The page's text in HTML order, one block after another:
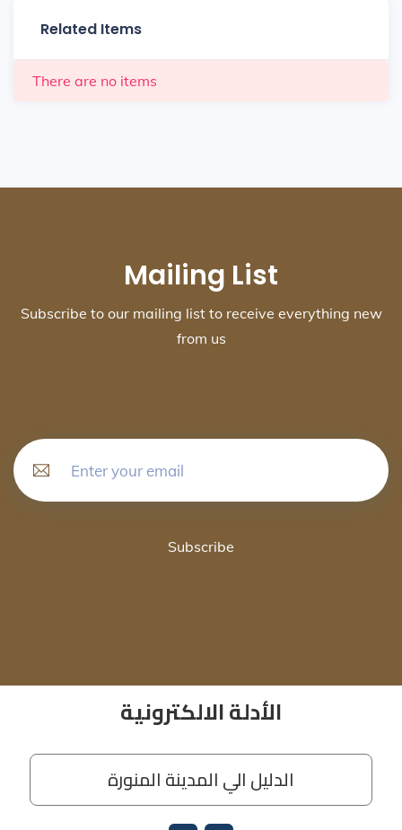
Related Items
There are no items
Mailing List
Subscribe to our mailing list to receive everything new
from us
Subscribe